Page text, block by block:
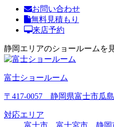
お問い合わせ
無料見積もり
来店予約
静岡エリアのショールームを
富士ショールーム
〒417-0057 静岡県富士市瓜
対応エリア
富士市、富士宮市、静